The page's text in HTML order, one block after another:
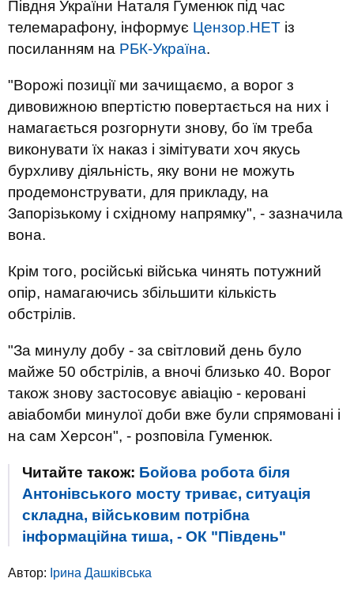
Півдня України Наталя Гуменюк під час
телемарафону, інформує Цензор.НЕТ із
посиланням на РБК-Україна.
"Ворожі позиції ми зачищаємо, а ворог з
дивовижною впертістю повертається на них і
намагається розгорнути знову, бо їм треба
виконувати їх наказ і зімітувати хоч якусь
бурхливу діяльність, яку вони не можуть
продемонструвати, для прикладу, на
Запорізькому і східному напрямку", - зазначила
вона.
Крім того, російські війська чинять потужний
опір, намагаючись збільшити кількість
обстрілів.
"За минулу добу - за світловий день було
майже 50 обстрілів, а вночі близько 40. Ворог
також знову застосовує авіацію - керовані
авіабомби минулої доби вже були спрямовані і
на сам Херсон", - розповіла Гуменюк.
Читайте також: Бойова робота біля
Антонівського мосту триває, ситуація
складна, військовим потрібна
інформаційна тиша, - ОК "Південь"
Автор: Ірина Дашківська